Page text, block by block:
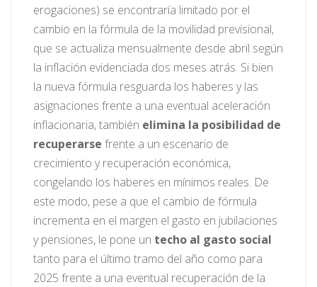
erogaciones) se encontraría limitado por el
cambio en la fórmula de la movilidad previsional,
que se actualiza mensualmente desde abril según
la inflación evidenciada dos meses atrás. Si bien
la nueva fórmula resguarda los haberes y las
asignaciones frente a una eventual aceleración
inflacionaria, también elimina la posibilidad de
recuperarse frente a un escenario de
crecimiento y recuperación económica,
congelando los haberes en mínimos reales. De
este modo, pese a que el cambio de fórmula
incrementa en el margen el gasto en jubilaciones
y pensiones, le pone un techo al gasto social
tanto para el último tramo del año como para
2025 frente a una eventual recuperación de la